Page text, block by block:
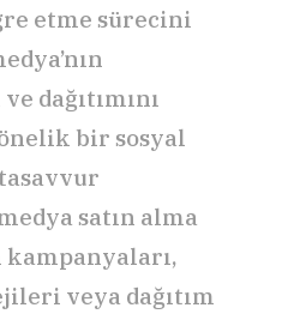
etme sürecini
dağıtımını
bir sosyal
satın alma
veya dağıtım